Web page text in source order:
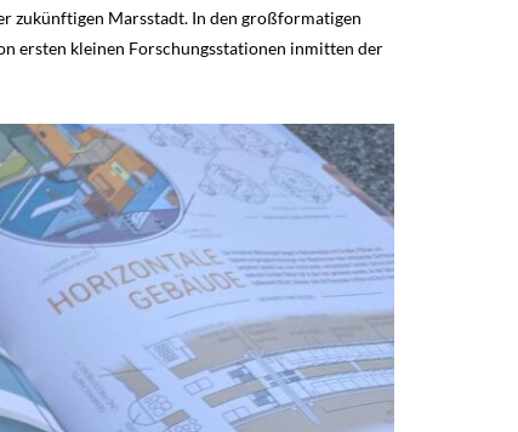
zukünftigen Marsstadt. In den großformatigen
ersten kleinen Forschungsstationen inmitten der